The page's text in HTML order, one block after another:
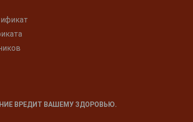
ВРЕДИТ ВАШЕМУ ЗДОРОВЬЮ.